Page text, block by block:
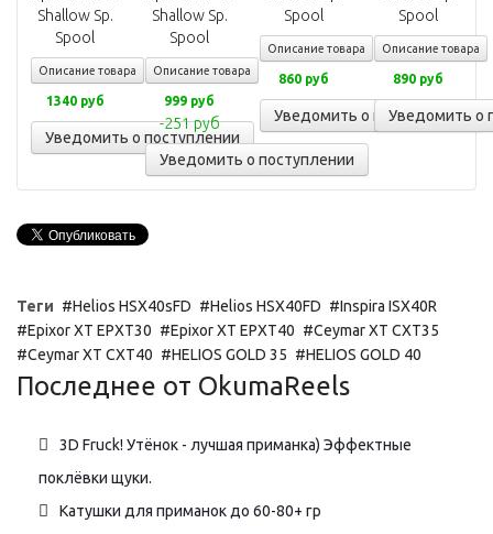
Описание товара
1340 руб
Уведомить о поступлении
Описание товара
999 руб
-251 руб
Уведомить о поступлении
Описание товара
860 руб
Уведомить о поступлении
Описание товара
890 руб
Уведомить о
Теги Helios HSX40sFD Helios HSX40FD
Inspira ISX40R
Epixor XT EPXT30
Epixor XT EPXT40
Ceymar XT CXT35
Ceymar XT CXT40
HELIOS GOLD 35 HELIOS GOLD 40
Последнее от OkumaReels
3D Fruck! Утёнок - лучшая приманка) Эффектные
поклёвки щуки.
Катушки для приманок до 60-80+ гр